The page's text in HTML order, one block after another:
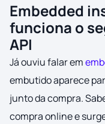
Embedded
funciona o
API
Já ouviu falar em
embutido aparece
junto da compra.
compra online e